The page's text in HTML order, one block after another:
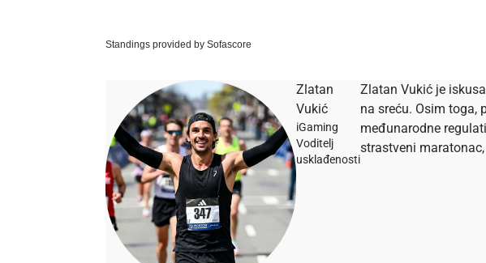
Standings provided by Sofascore
Zlatan
Vukić
iGaming
Voditelj
usklađenosti
Zlatan Vukić je
na sreću. Osim toga,
međunarodne
strastveni